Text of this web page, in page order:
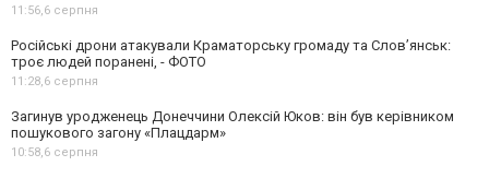
11:56,6 серпня
Російські дрони атакували Краматорську громаду та Слов’янськ:
троє людей поранені, - ФОТО
11:28,6 серпня
Загинув уродженець Донеччини Олексій Юков: він був керівником
пошукового загону «Плацдарм»
10:58,6 серпня